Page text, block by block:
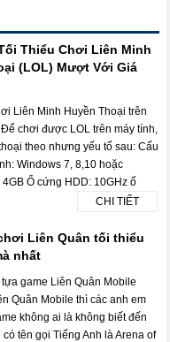
Thiểu Chơi Liên Minh
(LOL) Mượt Với Giá
Liên Minh Huyền Thoại trên
Để chơi được LOL trên máy tính,
theo nhưng yếu tố sau: Cấu
Windows 7, 8,10 hoặc
Ổ cứng HDD: 10GHz ổ
CHI TIẾT
Liên Quân tối thiểu
nhất
game Liên Quân Mobile
Quân Mobile thì các anh em
không ai là không biết đến
tên gọi Tiếng Anh là Arena of